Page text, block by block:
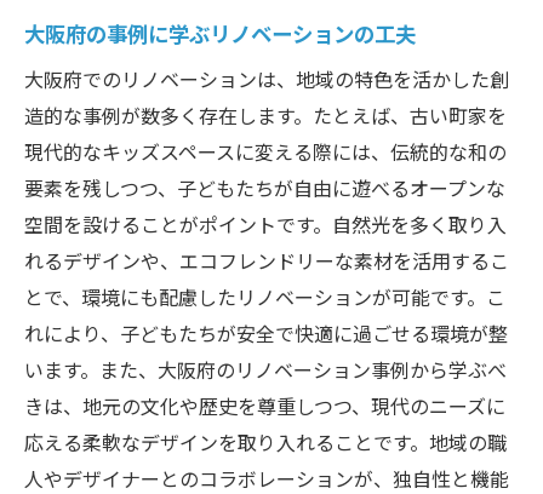
大阪府の事例に学ぶリノベーションの工夫
大阪府でのリノベーションは、地域の特色を活かした創
造的な事例が数多く存在します。たとえば、古い町家を
現代的なキッズスペースに変える際には、伝統的な和の
要素を残しつつ、子どもたちが自由に遊べるオープンな
空間を設けることがポイントです。自然光を多く取り入
れるデザインや、エコフレンドリーな素材を活用するこ
とで、環境にも配慮したリノベーションが可能です。こ
れにより、子どもたちが安全で快適に過ごせる環境が整
います。また、大阪府のリノベーション事例から学ぶべ
きは、地元の文化や歴史を尊重しつつ、現代のニーズに
応える柔軟なデザインを取り入れることです。地域の職
人やデザイナーとのコラボレーションが、独自性と機能